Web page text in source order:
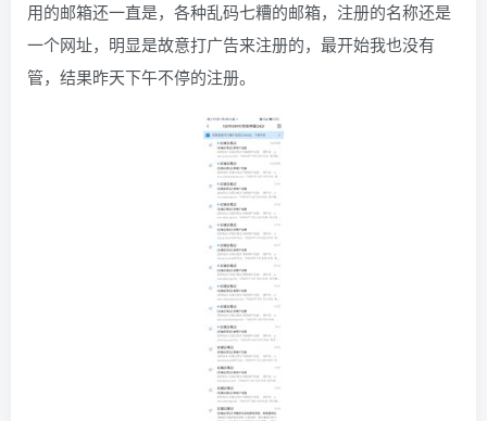
用的邮箱还一直是，各种乱码七糟的邮箱，注册的名称还是
一个网址，明显是故意打广告来注册的，最开始我也没有
管，结果昨天下午不停的注册。